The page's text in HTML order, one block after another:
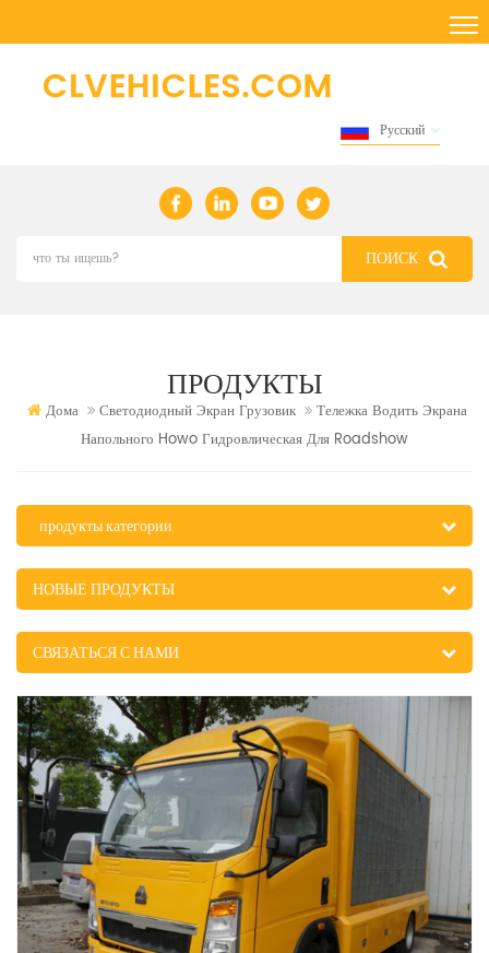
Русский
ПРОДУКТЫ
Дома Светодиодный Экран Грузовик
Тележка Водить Экрана
Напольного Howo Гидровлическая Для Roadshow
продукты категории
НОВЫЕ ПРОДУКТЫ
СВЯЗАТЬСЯ С НАМИ